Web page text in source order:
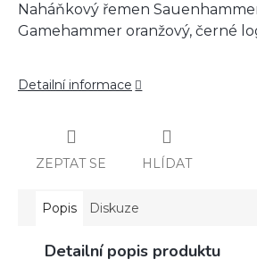
Naháňkový řemen
Gamehammer oranžový, černé
Detailní informace
ZEPTAT SE HLÍDAT
Popis Diskuze
Detailní popis produktu